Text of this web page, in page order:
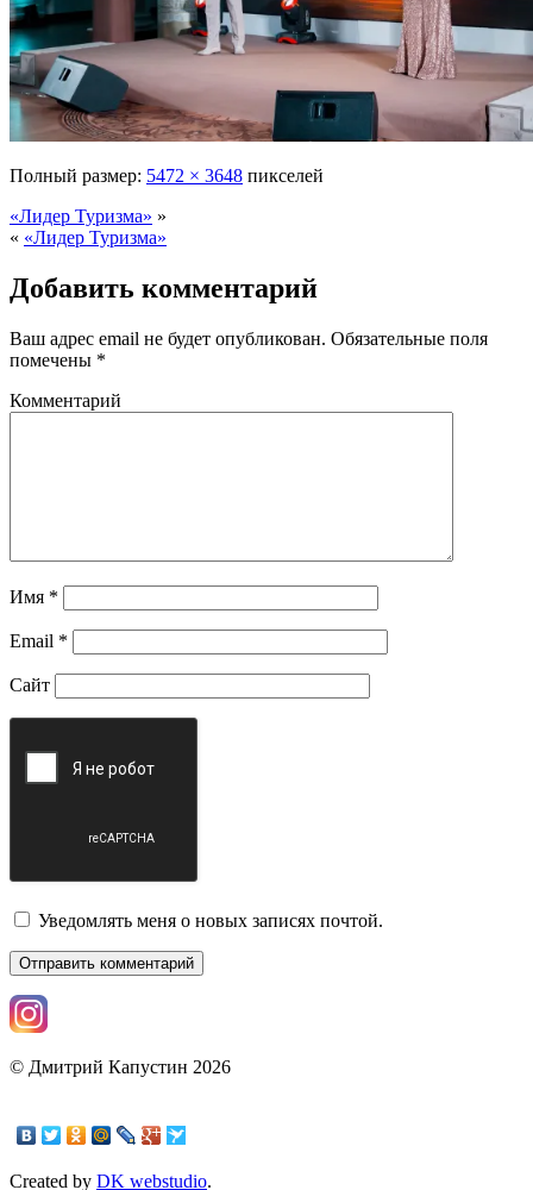
Полный размер: 5472 × 3648 пикселей
«Лидер Туризма» »
« «Лидер Туризма»
Добавить комментарий
Ваш адрес email не будет опубликован. Обязательные поля
помечены *
Комментарий
Имя *
Email *
Сайт
Уведомлять меня о новых записях почтой.
© Дмитрий Капустин 2026
Created by DK webstudio.